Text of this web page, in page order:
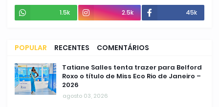
1.5k 2.5k 45k
POPULAR RECENTES COMENTÁRIOS
Tatiane Salles tenta trazer para Belford
Roxo o título de Miss Eco Rio de Janeiro –
2026
agosto 03, 2026